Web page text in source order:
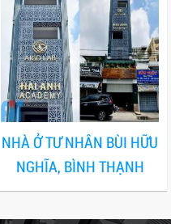
NHÀ Ở TƯ NHÂN BÙI HỮU
NGHĨA, BÌNH THẠNH